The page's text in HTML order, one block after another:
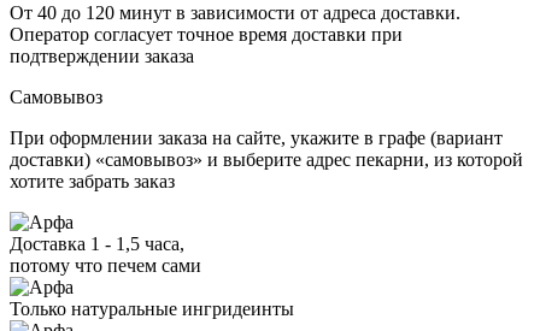
От 40 до 120 минут в зависимости от адреса доставки.
Оператор согласует точное время доставки при
подтверждении заказа
Самовывоз
При оформлении заказа на сайте, укажите в графе (вариант
доставки) «самовывоз» и выберите адрес пекарни, из которой
хотите забрать заказ
Доставка 1 - 1,5 часа,
потому что печем сами
Только натуральные ингридеинты